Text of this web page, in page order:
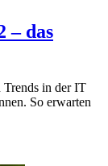
– das
Trends in der IT
So erwarten